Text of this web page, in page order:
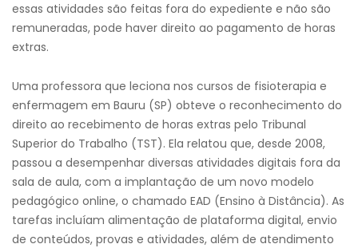
essas atividades são feitas fora do expediente e não são
remuneradas, pode haver direito ao pagamento de horas
extras.
Uma professora que leciona nos cursos de fisioterapia e
enfermagem em Bauru (SP) obteve o reconhecimento do
direito ao recebimento de horas extras pelo Tribunal
Superior do Trabalho (TST). Ela relatou que, desde 2008,
passou a desempenhar diversas atividades digitais fora da
sala de aula, com a implantação de um novo modelo
pedagógico online, o chamado EAD (Ensino à Distância). As
tarefas incluíam alimentação de plataforma digital, envio
de conteúdos, provas e atividades, além de atendimento